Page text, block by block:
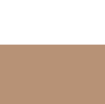
當作主要洗淨